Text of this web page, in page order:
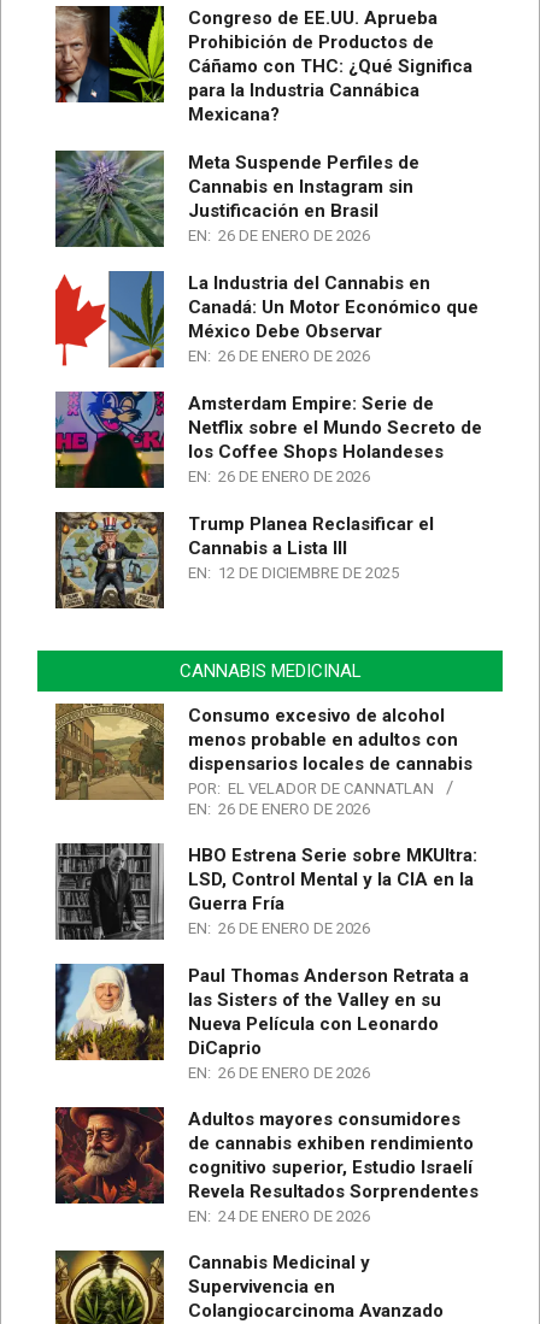
Congreso de EE.UU. Aprueba
Prohibición de Productos de
Cáñamo con THC: ¿Qué Significa
para la Industria Cannábica
Mexicana?
Meta Suspende Perfiles de
Cannabis en Instagram sin
Justificación en Brasil
EN: 26 DE ENERO DE 2026
La Industria del Cannabis en
Canadá: Un Motor Económico que
México Debe Observar
EN: 26 DE ENERO DE 2026
Amsterdam Empire: Serie de
Netflix sobre el Mundo Secreto de
los Coffee Shops Holandeses
EN: 26 DE ENERO DE 2026
Trump Planea Reclasificar el
Cannabis a Lista III
EN: 12 DE DICIEMBRE DE 2025
CANNABIS MEDICINAL
Consumo excesivo de alcohol
menos probable en adultos con
dispensarios locales de cannabis
POR: EL VELADOR DE CANNATLAN
EN: 26 DE ENERO DE 2026
HBO Estrena Serie sobre MKUltra:
LSD, Control Mental y la CIA en la
Guerra Fría
EN: 26 DE ENERO DE 2026
Paul Thomas Anderson Retrata a
las Sisters of the Valley en su
Nueva Película con Leonardo
DiCaprio
EN: 26 DE ENERO DE 2026
Adultos mayores consumidores
de cannabis exhiben rendimiento
cognitivo superior, Estudio Israelí
Revela Resultados Sorprendentes
EN: 24 DE ENERO DE 2026
Cannabis Medicinal y
Supervivencia en
Colangiocarcinoma Avanzado